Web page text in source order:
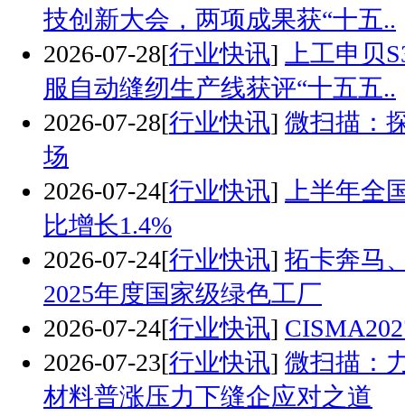
技创新大会，两项成果获“十五..
2026-07-28[行业快讯]
上工申贝
服自动缝纫生产线获评“十五五..
2026-07-28[行业快讯] 微扫描：
场
2026-07-24[行业快讯]
上半年全
比增长1.4%
2026-07-24[行业快讯] 拓卡奔马
2025年度国家级绿色工厂
2026-07-24[行业快讯]
2026-07-23[行业快讯] 微扫描：
材料普涨压力下缝企应对之道